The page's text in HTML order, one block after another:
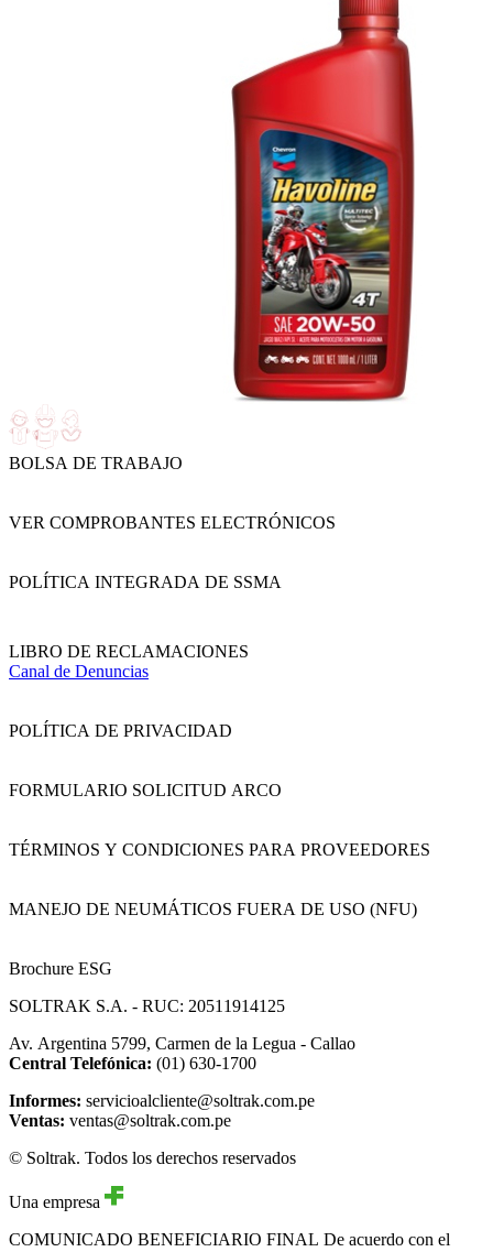
BOLSA DE TRABAJO
VER COMPROBANTES ELECTRÓNICOS
POLÍTICA INTEGRADA DE SSMA
LIBRO DE RECLAMACIONES
Canal de Denuncias
POLÍTICA DE PRIVACIDAD
FORMULARIO SOLICITUD ARCO
TÉRMINOS Y CONDICIONES PARA PROVEEDORES
MANEJO DE NEUMÁTICOS FUERA DE USO (NFU)
Brochure ESG
SOLTRAK S.A. - RUC: 20511914125
Av. Argentina 5799, Carmen de la Legua - Callao
Central Telefónica: (01) 630-1700
Informes: servicioalcliente@soltrak.com.pe
Ventas: ventas@soltrak.com.pe
© Soltrak. Todos los derechos reservados
Una empresa
COMUNICADO BENEFICIARIO FINAL